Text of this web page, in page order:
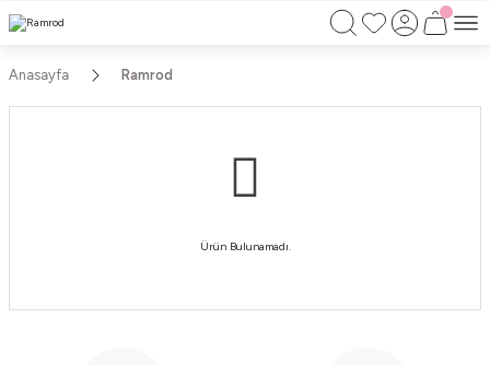
750TL ÜZERİ ALIŞVERİŞLERİNİZDE KARGO BEDAVA!!
Anasayfa Ramrod
Ürün Bulunamadı.